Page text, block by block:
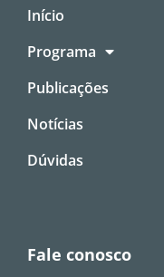
Início
Programa
Publicações
Notícias
Dúvidas
Fale conosco